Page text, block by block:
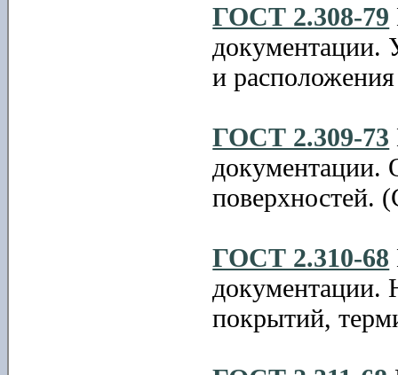
ГОСТ 2.308-79
документации.
и
ГОСТ 2.309-73
документации.
поверхностей.
ГОСТ 2.310-68
документации.
покрытий,